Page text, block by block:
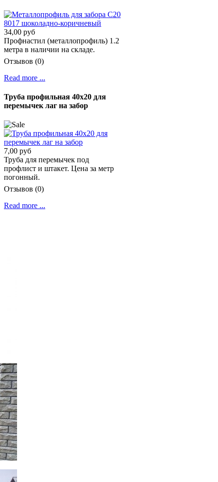
34,00 руб
Профнастил (металлопрофиль) 1.2
метра в наличии на складе.
Отзывов (0)
Read more ...
Труба профильная 40х20 для
перемычек лаг на забор
7,00 руб
Труба для перемычек под
профлист и штакет. Цена за метр
погонный.
Отзывов (0)
Read more ...